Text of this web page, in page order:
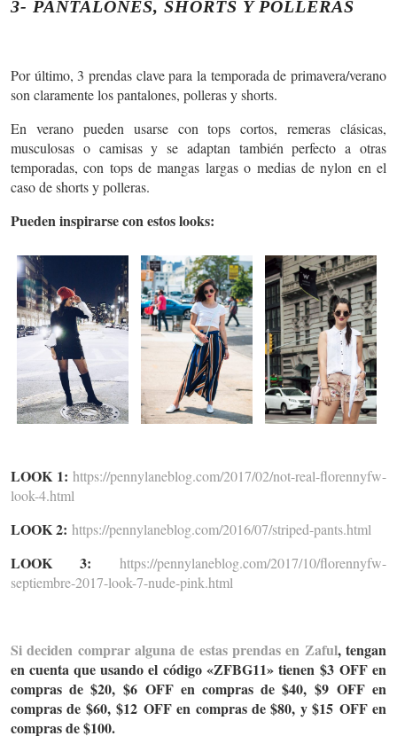
3- PANTALONES, SHORTS Y POLLERAS
Por último, 3 prendas clave para la temporada de primavera/verano
son claramente los pantalones, polleras y shorts.
En verano pueden usarse con tops cortos, remeras clásicas,
musculosas o camisas y se adaptan también perfecto a otras
temporadas, con tops de mangas largas o medias de nylon en el
caso de shorts y polleras.
Pueden inspirarse con estos looks:
LOOK 1: https://pennylaneblog.com/2017/02/not-real-florennyfw-
look-4.html
LOOK 2: https://pennylaneblog.com/2016/07/striped-pants.html
LOOK 3:
https://pennylaneblog.com/2017/10/florennyfw-
septiembre-2017-look-7-nude-pink.html
Si deciden comprar alguna de estas prendas en Zaful, tengan
en cuenta que usando el código «ZFBG11» tienen $3 OFF en
compras de $20, $6 OFF en compras de $40, $9 OFF en
compras de $60, $12 OFF en compras de $80, y $15 OFF en
compras de $100.